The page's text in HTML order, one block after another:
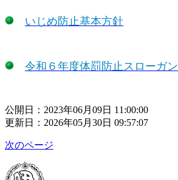
いじめ防止基本方針
令和６年度体罰防止スローガン
公開日：2023年06月09日 11:00:00
更新日：2026年05月30日 09:57:07
次のページ